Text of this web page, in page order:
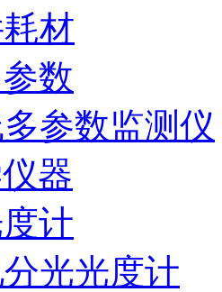
材
数
参数监测仪
器
计
光光度计